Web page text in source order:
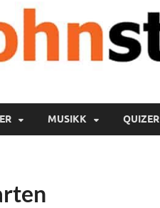
MUSIKK QUIZER